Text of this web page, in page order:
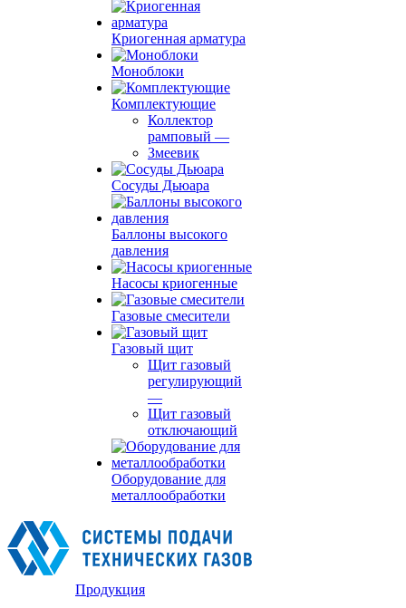
Криогенная арматура
Моноблоки
Комплектующие
Коллектор
рамповый —
Змеевик
Сосуды Дьюара
Баллоны высокого
давления
Насосы криогенные
Газовые смесители
Газовый щит
Щит газовый
регулирующий
—
Щит газовый
отключающий
Оборудование для
металлообработки
Продукция